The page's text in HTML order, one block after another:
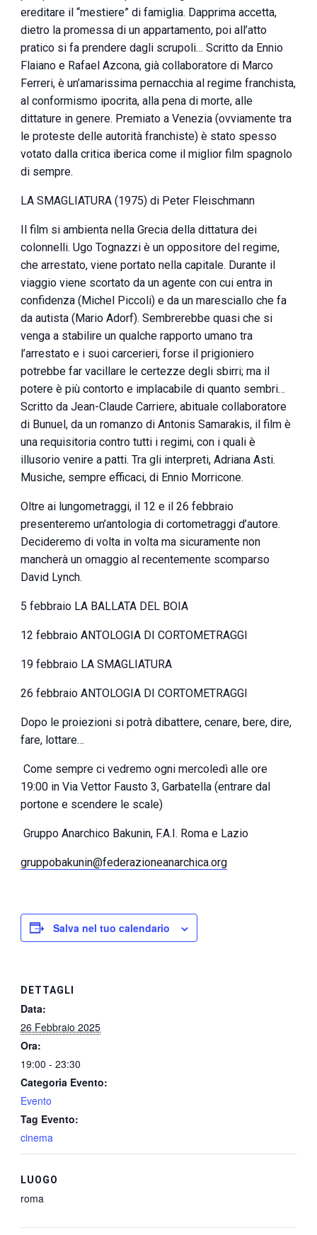
ereditare il “mestiere” di famiglia. Dapprima accetta,
dietro la promessa di un appartamento, poi all’atto
pratico si fa prendere dagli scrupoli… Scritto da Ennio
Flaiano e Rafael Azcona, già collaboratore di Marco
Ferreri, è un’amarissima pernacchia al regime franchista,
al conformismo ipocrita, alla pena di morte, alle
dittature in genere. Premiato a Venezia (ovviamente tra
le proteste delle autorità franchiste) è stato spesso
votato dalla critica iberica come il miglior film spagnolo
di sempre.
LA SMAGLIATURA (1975) di Peter Fleischmann
Il film si ambienta nella Grecia della dittatura dei
colonnelli. Ugo Tognazzi è un oppositore del regime,
che arrestato, viene portato nella capitale. Durante il
viaggio viene scortato da un agente con cui entra in
confidenza (Michel Piccoli) e da un maresciallo che fa
da autista (Mario Adorf). Sembrerebbe quasi che si
venga a stabilire un qualche rapporto umano tra
l’arrestato e i suoi carcerieri, forse il prigioniero
potrebbe far vacillare le certezze degli sbirri; ma il
potere è più contorto e implacabile di quanto sembri…
Scritto da Jean-Claude Carriere, abituale collaboratore
di Bunuel, da un romanzo di Antonis Samarakis, il film è
una requisitoria contro tutti i regimi, con i quali è
illusorio venire a patti. Tra gli interpreti, Adriana Asti.
Musiche, sempre efficaci, di Ennio Morricone.
Oltre ai lungometraggi, il 12 e il 26 febbraio
presenteremo un’antologia di cortometraggi d’autore.
Decideremo di volta in volta ma sicuramente non
mancherà un omaggio al recentemente scomparso
David Lynch.
5 febbraio LA BALLATA DEL BOIA
12 febbraio ANTOLOGIA DI CORTOMETRAGGI
19 febbraio LA SMAGLIATURA
26 febbraio ANTOLOGIA DI CORTOMETRAGGI
Dopo le proiezioni si potrà dibattere, cenare, bere, dire,
fare, lottare…
Come sempre ci vedremo ogni mercoledì alle ore
19:00 in Via Vettor Fausto 3, Garbatella (entrare dal
portone e scendere le scale)
Gruppo Anarchico Bakunin, F.A.I. Roma e Lazio
gruppobakunin@federazioneanarchica.org
Salva nel tuo calendario
DETTAGLI
Data:
26 Febbraio 2025
Ora:
19:00 - 23:30
Categoria Evento:
Evento
Tag Evento:
cinema
LUOGO
roma